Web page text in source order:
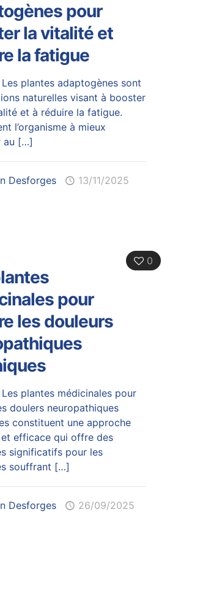
pour
la vitalité et
la fatigue
Les plantes adaptogènes sont
naturelles visant à booster
et à réduire la fatigue.
l’organisme à mieux
au […]
Desforges 13/11/2025
0
pour
les douleurs
Les plantes médicinales pour
doulers neuropathiques
constituent une approche
efficace qui offre des
significatifs pour les
souffrant […]
Desforges 26/09/2025